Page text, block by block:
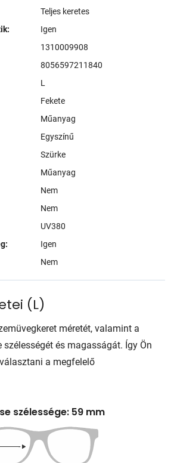
Teljes keretes
Igen
1310009908
8056597211840
L
Fekete
Műanyag
Egyszínű
Szürke
Műanyag
Nem
Nem
UV380
Igen
Nem
(L)
méretét, valamint a
szélességét és magasságát. Így Ön
a megfelelő
szélessége: 59 mm